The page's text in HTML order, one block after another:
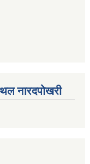
नारदपोखरी